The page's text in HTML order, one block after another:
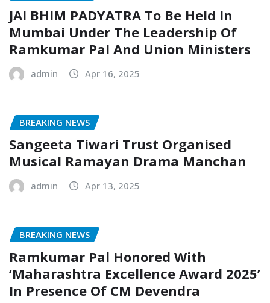
JAI BHIM PADYATRA To Be Held In
Mumbai Under The Leadership Of
Ramkumar Pal And Union Ministers
admin Apr 16, 2025
BREAKING NEWS
Sangeeta Tiwari Trust Organised
Musical Ramayan Drama Manchan
admin Apr 13, 2025
BREAKING NEWS
Ramkumar Pal Honored With
‘Maharashtra Excellence Award 2025’
In Presence Of CM Devendra